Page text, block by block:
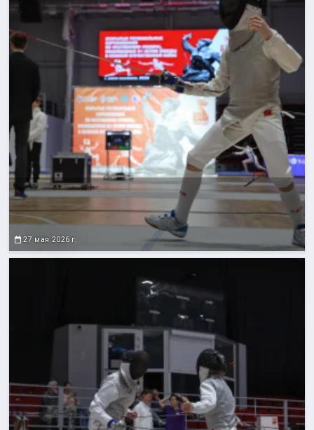
27 мая 2026 г.